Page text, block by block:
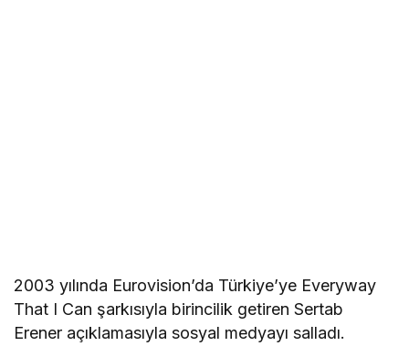
2003 yılında Eurovision’da Türkiye’ye Everyway
That I Can şarkısıyla birincilik getiren Sertab
Erener açıklamasıyla sosyal medyayı salladı.